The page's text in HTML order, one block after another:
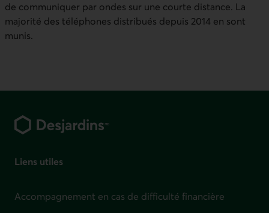
de communiquer par ondes sur une courte distance. La
majorité des téléphones distribués depuis 2014 en sont
munis.
Liens utiles
Accompagnement en cas de difficulté financière